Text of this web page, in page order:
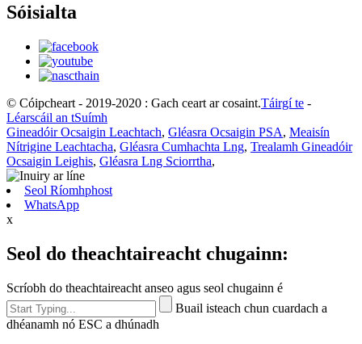
Sóisialta
© Cóipcheart - 2019-2020 : Gach ceart ar cosaint.Táirgí te -
Léarscáil an tSuímh
Gineadóir Ocsaigin Leachtach, Gléasra Ocsaigin PSA, Meaisín
Nítrigine Leachtacha, Gléasra Cumhachta Lng, Trealamh Gineadóir
Ocsaigin Leighis, Gléasra Lng Sciorrtha,
Seol Ríomhphost
WhatsApp
x
Seol do theachtaireacht chugainn:
Scríobh do theachtaireacht anseo agus seol chugainn é
Buail isteach chun cuardach a
dhéanamh nó ESC a dhúnadh